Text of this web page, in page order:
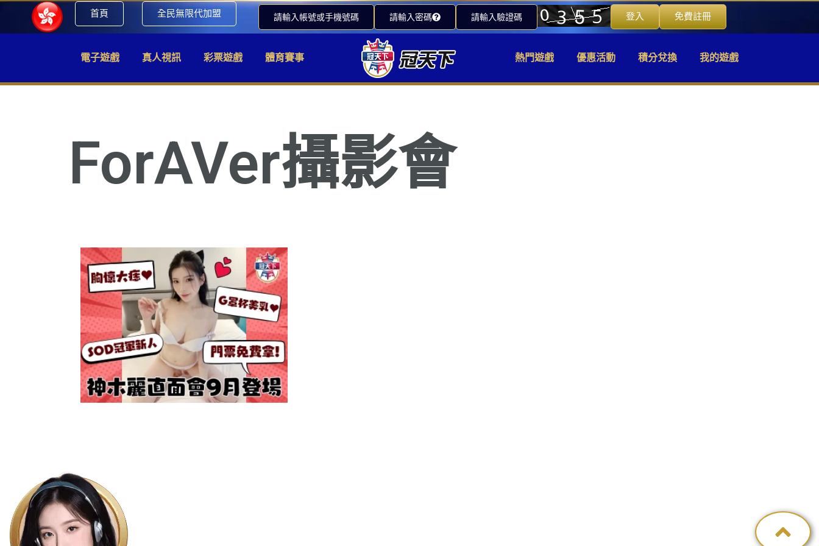
首頁 全民無限代加盟 請輸入帳號或手機號碼 請輸入密碼 請輸入驗證碼 登入 免費註冊
電子遊戲 真人視訊 彩票遊戲 體育賽事 熱門遊戲 優惠活動 積分兌換 我的遊戲
ForAVer攝影會